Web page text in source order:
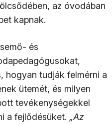
az óvodában
kapnak.
és
hogyan tudják felmérni a
ütemét, és milyen
tevékenységekkel
a fejlődésüket. „Az